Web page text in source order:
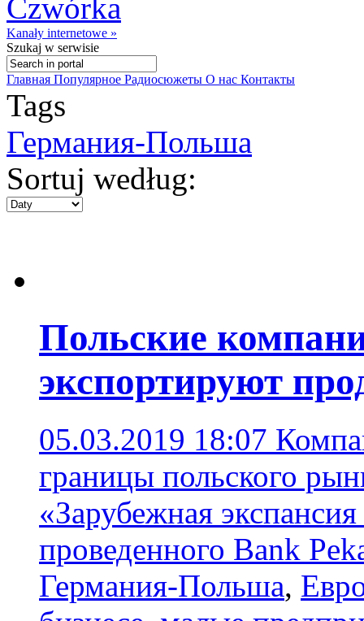
Kanały internetowe »
Szukaj w serwisie
Главная Популярное Радиосюжеты О нас Контакты
Tags
Германия-Польша
Sortuj według:
Польские
экспортируют
05.03.2019 18:07
границы польского
«Зарубежная
проведенного Bank
Германия-Польша,